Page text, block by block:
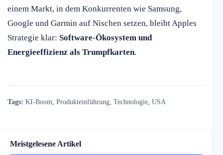
einem Markt, in dem Konkurrenten wie Samsung,
Google und Garmin auf Nischen setzen, bleibt Apples
Strategie klar: Software-Ökosystem und
Energieeffizienz als Trumpfkarten.
Tags: KI-Boom Produkteinführung Technologie USA
Meistgelesene Artikel